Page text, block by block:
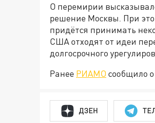
О перемирии
решение Москвы. При
придётся принимать
США отходят от идеи
долгосрочного
Ранее РИАМО сообщило
ДЗЕН